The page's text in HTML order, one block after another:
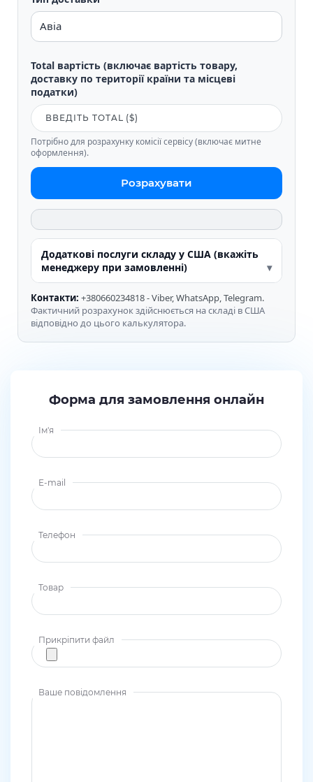
Total вартість (включає вартість товару,
доставку по території країни та місцеві
податки)
Потрібно для розрахунку комісії сервісу (включає митне
оформлення).
Розрахувати
Додаткові послуги складу у США (вкажіть
менеджеру при замовленні)
Контакти: +380660234818 - Viber, WhatsApp, Telegram.
Фактичний розрахунок здійснюється на складі в США
відповідно до цього калькулятора.
Форма для замовлення онлайн
Ім'я
E-mail
Телефон
Товар
Прикріпити файл
Ваше повідомлення